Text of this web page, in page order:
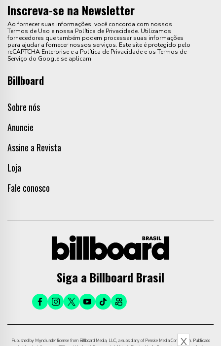
Inscreva-se na Newsletter
Ao fornecer suas informações, você concorda com nossos
Termos de Uso e nossa Política de Privacidade. Utilizamos
fornecedores que também podem processar suas informações
para ajudar a fornecer nossos serviços. Este site é protegido pelo
reCAPTCHA Enterprise e a Política de Privacidade e os Termos de
Serviço do Google se aplicam.
Billboard
Sobre nós
Anuncie
Assine a Revista
Loja
Fale conosco
Siga a Billboard Brasil
Published by Mynd under license from Billboard Media, LLC, a subsidiary of Penske Media Corporation. Publicado
X